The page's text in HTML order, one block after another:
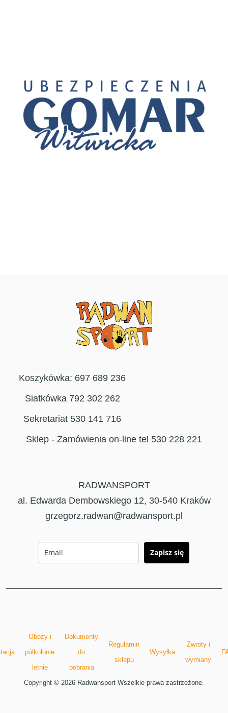
Koszykówka: 697 689 236
Siatkówka 792 302 262
Sekretariat 530 141 716
Sklep - Zamówienia on-line tel 530 228 221
RADWANSPORT
al. Edwarda Dembowskiego 12, 30-540 Kraków
grzegorz.radwan@radwansport.pl
Zapisz się
Obozy i
półkolonie
letnie
Dokumenty
do
pobrania
Regulamin
sklepu
Wysyłka
Zwroty i
wymiany
Copyright © 2026 Radwansport Wszelkie prawa zastrzeżone.